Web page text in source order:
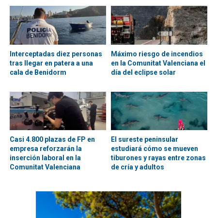
Interceptadas diez personas
tras llegar en patera a una
cala de Benidorm
Máximo riesgo de incendios
en la Comunitat Valenciana el
día del eclipse solar
Casi 4.800 plazas de FP en
empresa reforzarán la
inserción laboral en la
Comunitat Valenciana
El sureste peninsular
estudiará cómo se mueven
tiburones y rayas entre zonas
de cría y adultos